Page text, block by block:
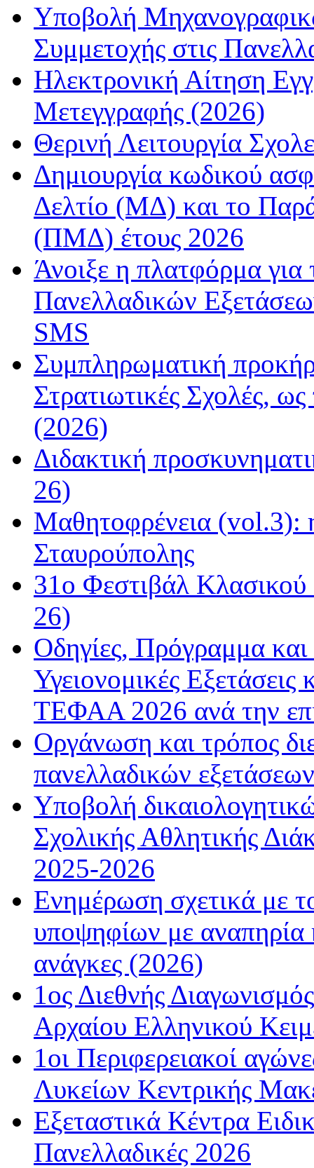
Υποβολή
Συμμετοχής στις
Ηλεκτρονική Αίτηση
Μετεγγραφής (2026)
Θερινή Λειτουργία
Δημιουργία κωδικού
Δελτίο (ΜΔ) και το
(ΠΜΔ) έτους 2026
Άνοιξε η πλατφόρμα
Πανελλαδικών
SMS
Συμπληρωματική
Στρατιωτικές Σχολές,
(2026)
Διδακτική
26)
Μαθητοφρένεια (vol.3):
Σταυρούπολης
31ο Φεστιβάλ
26)
Οδηγίες, Πρόγραμμα και
Υγειονομικές Εξετάσεις
ΤΕΦΑΑ 2026 ανά την
Οργάνωση και τρόπος
πανελλαδικών
Υποβολή
Σχολικής Αθλητικής
2025-2026
Ενημέρωση σχετικά με
υποψηφίων με αναπηρία
ανάγκες (2026)
1ος Διεθνής
Αρχαίου Ελληνικού
1οι Περιφερειακοί
Λυκείων Κεντρικής
Εξεταστικά Κέντρα
Πανελλαδικές 2026